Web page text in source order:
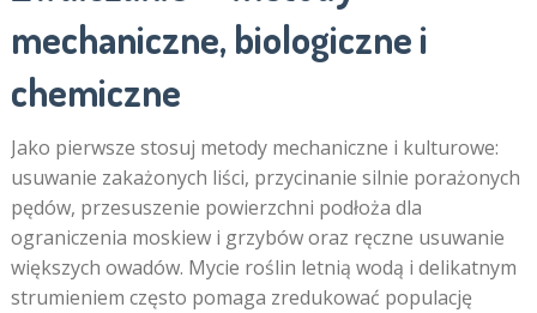
mechaniczne, biologiczne i
chemiczne
Jako pierwsze stosuj metody mechaniczne i kulturowe:
usuwanie zakażonych liści, przycinanie silnie porażonych
pędów, przesuszenie powierzchni podłoża dla
ograniczenia moskiew i grzybów oraz ręczne usuwanie
większych owadów. Mycie roślin letnią wodą i delikatnym
strumieniem często pomaga zredukować populację